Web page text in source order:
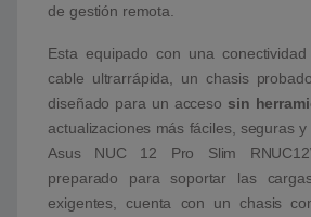
de gestión remota.
Esta equipado con una
cable ultrarrápida, un chasis
diseñado para un acceso sin
actualizaciones más fáciles, seguras
Asus NUC 12 Pro Slim
preparado para soportar las
exigentes, cuenta con un chasis